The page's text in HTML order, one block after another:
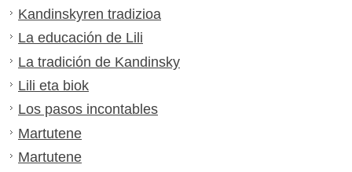
Kandinskyren tradizioa
La educación de Lili
La tradición de Kandinsky
Lili eta biok
Los pasos incontables
Martutene
Martutene